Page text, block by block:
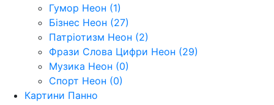
Гумор Неон (1)
Бізнес Неон (27)
Патріотизм Неон (2)
Фрази Слова Цифри Неон (29)
Музика Неон (0)
Спорт Неон (0)
Картини Панно